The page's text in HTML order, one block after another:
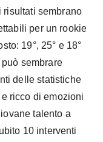
risultati sembrano
per un rookie
19°, 25° e 18°
sembrare
delle statistiche
ricco di emozioni
talento a
10 interventi